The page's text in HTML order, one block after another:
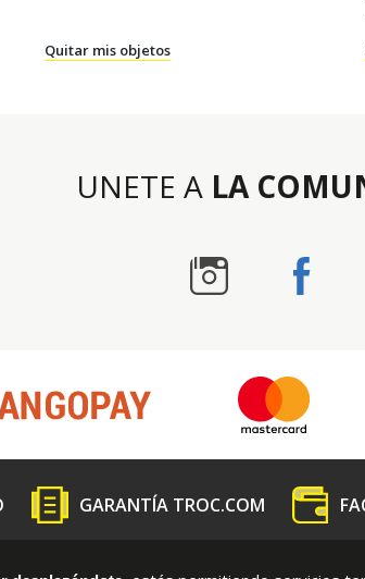
Quitar mis objetos
UNETE A LA
GARANTÍA TROC.COM